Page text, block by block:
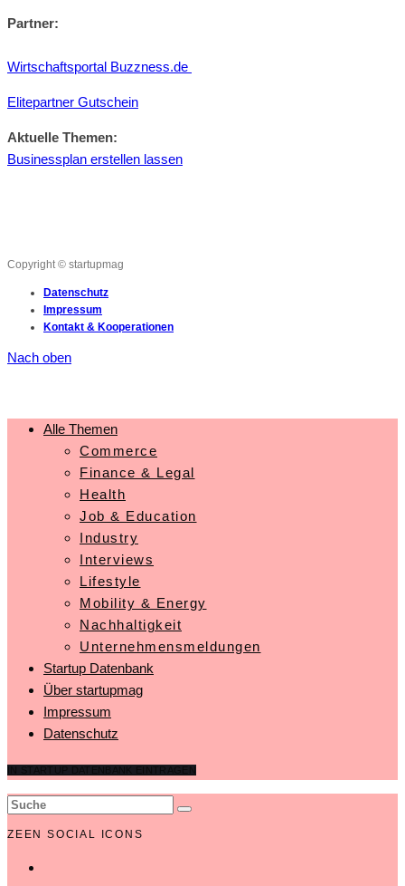
Partner:
Wirtschaftsportal Buzzness.de
Elitepartner Gutschein
Aktuelle Themen:
Businessplan erstellen lassen
Copyright © startupmag
Datenschutz
Impressum
Kontakt & Kooperationen
Nach oben
Alle Themen
Commerce
Finance & Legal
Health
Job & Education
Industry
Interviews
Lifestyle
Mobility & Energy
Nachhaltigkeit
Unternehmensmeldungen
Startup Datenbank
Über startupmag
Impressum
Datenschutz
ZEEN SOCIAL ICONS